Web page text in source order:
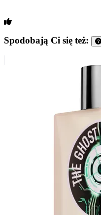
Spodobają Ci się też: